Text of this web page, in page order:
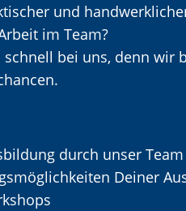
und
im Team?
schnell bei uns, denn
durch unser
Deiner